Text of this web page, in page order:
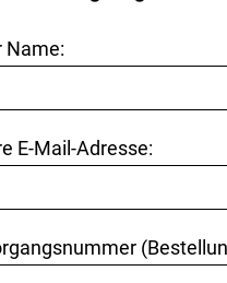
Name:
E-Mail-Adresse: